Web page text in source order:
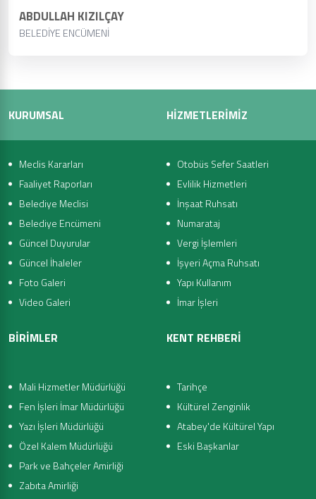
ABDULLAH KIZILÇAY
BELEDİYE ENCÜMENİ
KURUMSAL
Meclis Kararları
Faaliyet Raporları
Belediye Meclisi
Belediye Encümeni
Güncel Duyurular
Güncel İhaleler
Foto Galeri
Video Galeri
HİZMETLERİMİZ
Otobüs Sefer Saatleri
Evlilik Hizmetleri
İnşaat Ruhsatı
Numarataj
Vergi İşlemleri
İşyeri Açma Ruhsatı
Yapı Kullanım
İmar İşleri
BİRİMLER
Mali Hizmetler Müdürlüğü
Fen İşleri İmar Müdürlüğü
Yazı İşleri Müdürlüğü
Özel Kalem Müdürlüğü
Park ve Bahçeler Amirliği
Zabıta Amirliği
KENT REHBERİ
Tarihçe
Kültürel Zenginlik
Atabey'de Kültürel Yapı
Eski Başkanlar